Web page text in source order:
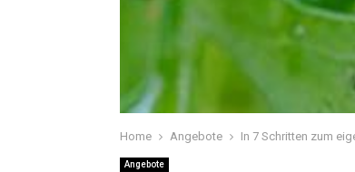
Home Angebote In 7 Schritten zum
Angebote